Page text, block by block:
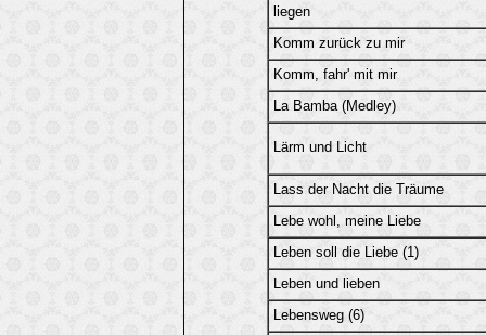
liegen
Komm zurück zu mir
Komm, fahr' mit mir
La Bamba (Medley)
Lärm und Licht
Lass der Nacht die Träume
Lebe wohl, meine Liebe
Leben soll die Liebe (1)
Leben und lieben
Lebensweg (6)